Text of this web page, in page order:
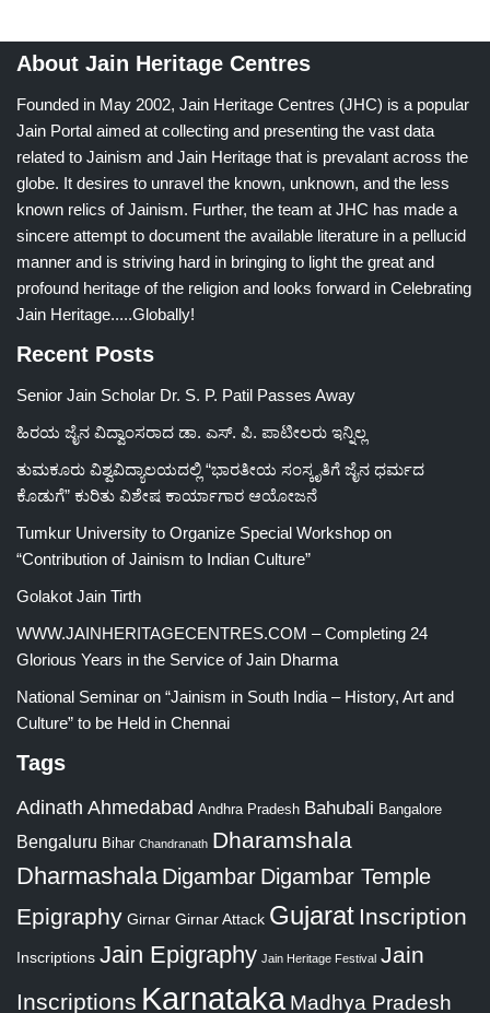
About Jain Heritage Centres
Founded in May 2002, Jain Heritage Centres (JHC) is a popular
Jain Portal aimed at collecting and presenting the vast data
related to Jainism and Jain Heritage that is prevalant across the
globe. It desires to unravel the known, unknown, and the less
known relics of Jainism. Further, the team at JHC has made a
sincere attempt to document the available literature in a pellucid
manner and is striving hard in bringing to light the great and
profound heritage of the religion and looks forward in Celebrating
Jain Heritage.....Globally!
Recent Posts
Senior Jain Scholar Dr. S. P. Patil Passes Away
ಹಿರಯ ಜೈನ ವಿದ್ವಾಂಸರಾದ ಡಾ. ಎಸ್. ಪಿ. ಪಾಟೀಲರು ಇನ್ನಿಲ್ಲ
ತುಮಕೂರು ವಿಶ್ವವಿದ್ಯಾಲಯದಲ್ಲಿ “ಭಾರತೀಯ ಸಂಸ್ಕೃತಿಗೆ ಜೈನ ಧರ್ಮದ
ಕೊಡುಗೆ” ಕುರಿತು ವಿಶೇಷ ಕಾರ್ಯಾಗಾರ ಆಯೋಜನೆ
Tumkur University to Organize Special Workshop on
“Contribution of Jainism to Indian Culture”
Golakot Jain Tirth
WWW.JAINHERITAGECENTRES.COM – Completing 24
Glorious Years in the Service of Jain Dharma
National Seminar on “Jainism in South India – History, Art and
Culture” to be Held in Chennai
Tags
Adinath Ahmedabad Andhra Pradesh Bahubali Bangalore
Bengaluru Bihar Chandranath Dharamshala
Dharmashala Digambar Digambar Temple
Epigraphy Girnar Girnar Attack Gujarat Inscription
Inscriptions Jain Epigraphy Jain Heritage Festival Jain
Inscriptions Karnataka Madhya Pradesh